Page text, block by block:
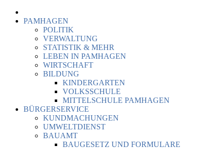
PAMHAGEN
POLITIK
VERWALTUNG
STATISTIK & MEHR
LEBEN IN PAMHAGEN
WIRTSCHAFT
BILDUNG
KINDERGARTEN
VOLKSSCHULE
MITTELSCHULE PAMHAGEN
BÜRGERSERVICE
KUNDMACHUNGEN
UMWELTDIENST
BAUAMT
BAUGESETZ UND FORMULARE